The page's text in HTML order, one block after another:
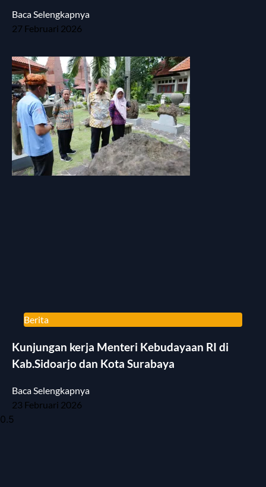
Baca Selengkapnya
27 Februari 2026
Berita
Kunjungan kerja Menteri Kebudayaan RI di
Kab.Sidoarjo dan Kota Surabaya
Baca Selengkapnya
23 Februari 2026